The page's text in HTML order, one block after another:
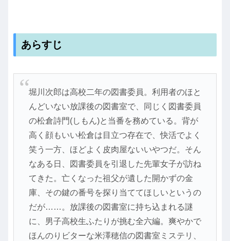
あらすじ
堀川次郎は高校二年の図書委員。利用者のほと
んどいない放課後の図書室で、同じく図書委員
の松倉詩門(しもん)と当番を務めている。背が
高く顔もいい松倉は目立つ存在で、快活でよく
笑う一方、ほどよく皮肉屋ないいやつだ。そん
なある日、図書委員を引退した先輩女子が訪ね
てきた。亡くなった祖父が遺した開かずの金
庫、その鍵の番号を探り当ててほしいというの
だが……。放課後の図書室に持ち込まれる謎
に、男子高校生ふたりが挑む全六編。爽やかで
ほんのりビターな米澤穂信の図書室ミステリ、